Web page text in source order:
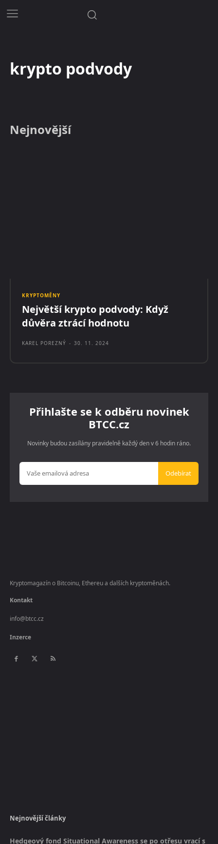
krypto podvody
Nejnovější
KRYPTOMĚNY
Největší krypto podvody: Když
důvěra ztrácí hodnotu
KAREL POREZNÝ - 30. 11. 2024
Přihlašte se k odběru novinek
BTCC.cz
Novinky budou zasílány pravidelně každý den v 6 hodin ráno.
Odebírat
Kryptomagazín o Bitcoinu, Ethereu a dalších kryptoměnách.
Kontakt
info@btcc.cz
Inzerce
Nejnovější články
Hedgeový fond Situational Awareness se po otřesu vrací s